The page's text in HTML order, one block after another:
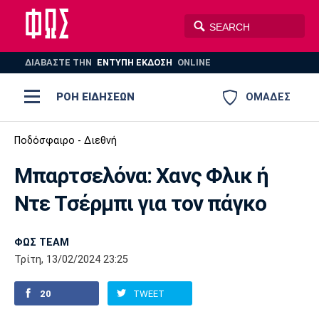
ΔΙΑΒΑΣΤΕ THN ΕΝΤΥΠΗ ΕΚΔΟΣΗ ONLINE
ΟΜΑΔΕΣ
ΡΟΗ ΕΙΔΗΣΕΩΝ
ΠΟΔΟΣΦΑΙΡΟ
ΒΟΛΕΪ
AUTO-MOTO
Ποδόσφαιρο
Super League 1
Super League 2
Γ Εθνική
Ελλάδα
Μπάσκετ
Ελλάδα
Εθνική
EuroLeague
Ολυμπιακοί Αγώνες
Βόλεϊ
Πόλο
Ολυμπιακός ΑΕΚ ΠΑΟΚ
Παναθηναϊκός Ατρόμητος
Ποδόσφαιρο - Διεθνή
Μπαρτσελόνα: Χανς Φλικ ή
Ντε Τσέρμπι για τον πάγκο
ΦΩΣ TEAM
Τρίτη, 13/02/2024 23:25
20 TWEET